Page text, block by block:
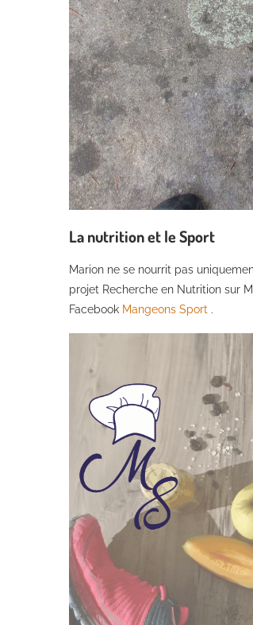
La nutrition et le Sport
Marion ne se nourrit pas
projet Recherche en Nutrition sur
Facebook Mangeons Sport .